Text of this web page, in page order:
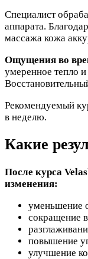
Специалист
аппарата.
массажа кожа
Ощущения во
умеренное тепло
Рекомендуемый
в неделю.
Какие
После курса
изменения:
уменьшение
сокращение
повышение
улучшение